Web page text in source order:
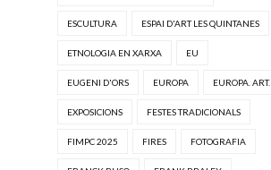
ESCULTURA ESPAI D'ART LES QUINTANES
ETNOLOGIA EN XARXA EU
EUGENI D'ORS EUROPA EUROPA. ART.
EXPOSICIONS FESTES TRADICIONALS
FIMPC 2025 FIRES FOTOGRAFIA